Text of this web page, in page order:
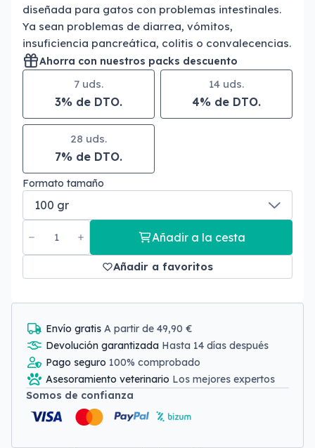
diseñada para gatos con problemas intestinales.
Ya sean problemas de diarrea, vómitos,
insuficiencia pancreática, colitis o convalecencias.
Ahorra con nuestros packs descuento
7 uds.
3% de DTO.
14 uds.
4% de DTO.
28 uds.
7% de DTO.
Formato tamaño
Añadir a la cesta
Añadir a favoritos
Envío gratis A partir de 49,90 €
Devolución garantizada Hasta 14 días después
Pago seguro 100% comprobado
Asesoramiento veterinario Los mejores expertos
Somos de confianza